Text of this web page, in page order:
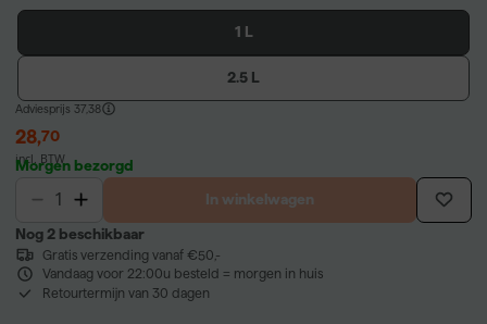
1 L
2.5 L
Adviesprijs 37,38
28,70
incl. BTW
Morgen bezorgd
In winkelwagen
Nog 2 beschikbaar
Gratis verzending vanaf €50,-
Vandaag voor 22:00u besteld = morgen in huis
Retourtermijn van 30 dagen